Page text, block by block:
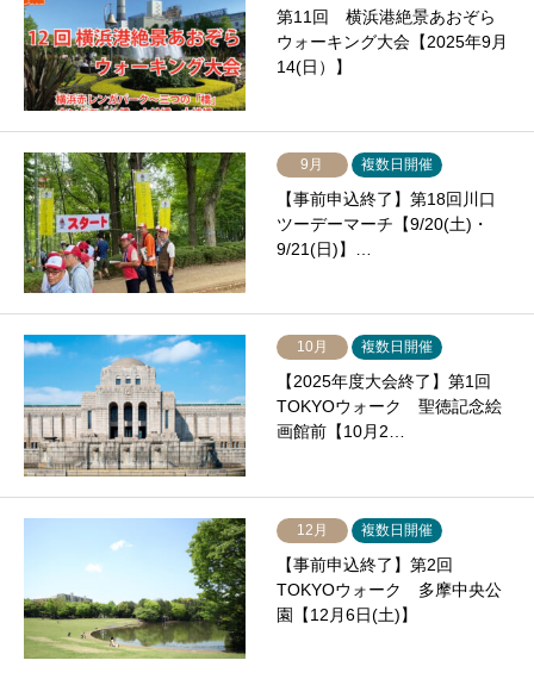
第11回 横浜港絶景あおぞら
ウォーキング大会【2025年9月
14(日）】
9月 複数日開催
【事前申込終了】第18回川口
ツーデーマーチ【9/20(土)・
9/21(日)】…
10月 複数日開催
【2025年度大会終了】第1回
TOKYOウォーク 聖徳記念絵
画館前【10月2…
12月 複数日開催
【事前申込終了】第2回
TOKYOウォーク 多摩中央公
園【12月6日(土)】